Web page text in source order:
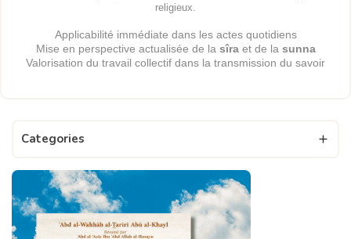
religieux.
Applicabilité immédiate dans les actes quotidiens
Mise en perspective actualisée de la sîraet de la sunna
Valorisation du travail collectif dans la transmission du savoir
Categories 